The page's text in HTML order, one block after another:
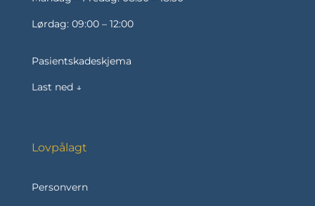
Lørdag: 09:00 – 12:00
Pasientskadeskjema
Last ned ↓
Lovpålagt
Personvern